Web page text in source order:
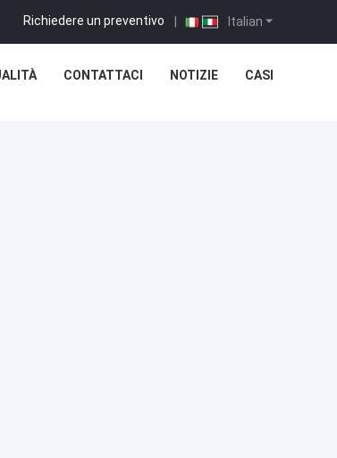
Italian
Richiedere un preventivo |
CONTATTACI NOTIZIE CASI